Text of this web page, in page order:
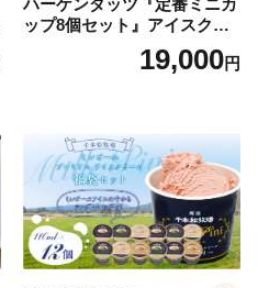
ハーゲンダッツ『定番ミニカ
ップ8個セット』アイスクリ
ーム アイス スイーツ デザー
19,000円